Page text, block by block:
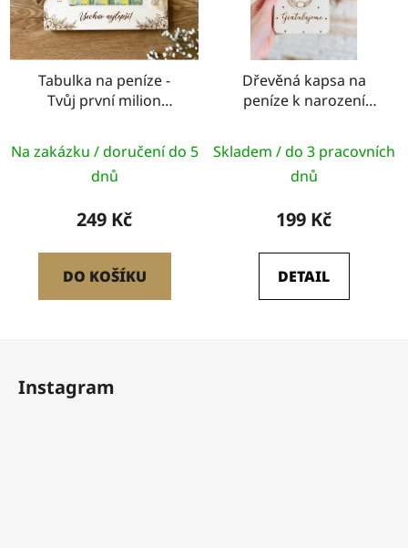
Tabulka na peníze -
Tvůj první milion
Na zakázku / doručení do 5
dnů
249 Kč
DO KOŠÍKU
Dřevěná kapsa na
peníze k narození
Skladem / do 3 pracovních
dnů
199 Kč
DETAIL
Instagram